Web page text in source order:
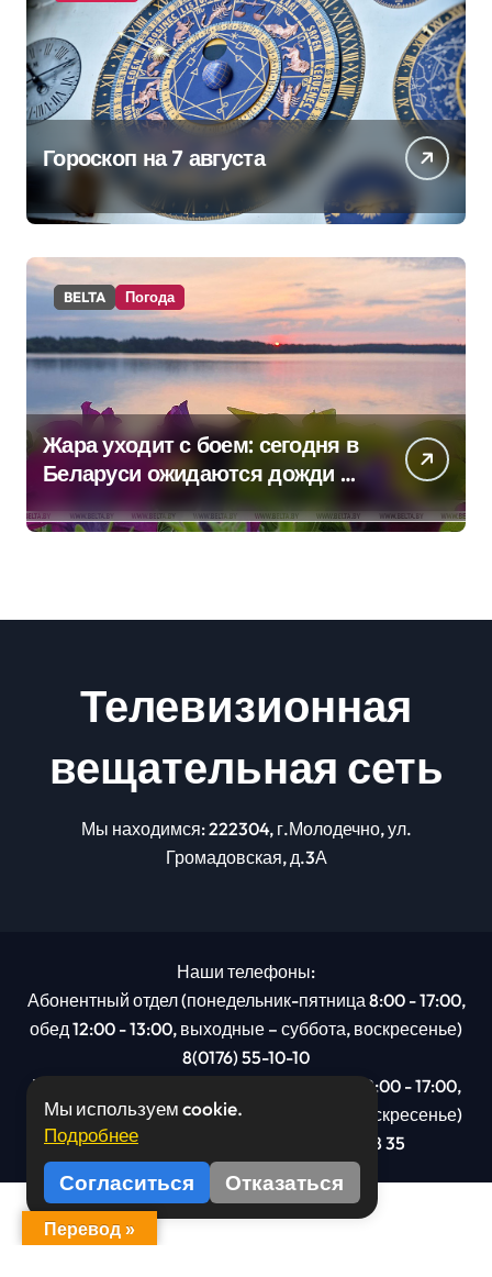
Гороскоп на 7 августа
BELTA Погода
Жара уходит с боем: сегодня в
Беларуси ожидаются дожди и
грозы
Телевизионная
вещательная сеть
Мы находимся: 222304, г.Молодечно, ул.
Громадовская, д.3А
Наши телефоны:
Абонентный отдел (понедельник-пятница 8:00 - 17:00,
обед 12:00 - 13:00, выходные – суббота, воскресенье)
8(0176) 55-10-10
Рекламный отдел (понедельник-пятница 8:00 - 17:00,
обед 12:00 - 13:00, выходные – суббота, воскресенье)
8(0176): 54 95 80, МТС +375 29 201 78 35
Мы используем cookie.
Подробнее
Согласиться Отказаться
Перевод »